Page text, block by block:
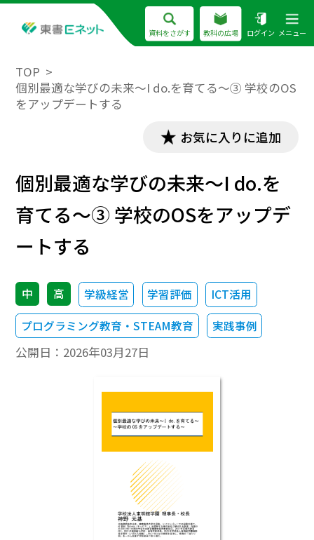
資料をさがす 教科の広場 ログイン メニュー
TOP
個別最適な学びの未来～I do.を育てる～③ 学校のOS
をアップデートする
お気に入りに追加
個別最適な学びの未来～I do.を
育てる～③ 学校のOSをアップデ
ートする
中 高 学級経営 学習評価
ICT活用
プログラミング教育・STEAM教育
実践事例
公開日： 2026年03月27日